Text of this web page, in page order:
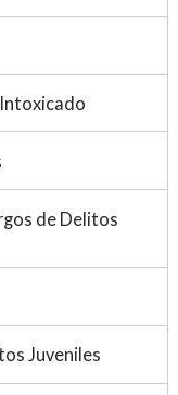
de Delitos
Juveniles